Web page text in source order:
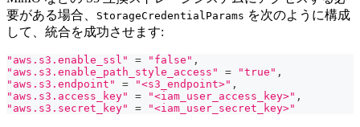
要がある場合、
StorageCredentialParams を次のように構成
して、統合を成功させます:
"aws.s3.enable_ssl" = "false" ,
"aws.s3.enable_path_style_access"
= "true" ,
"aws.s3.endpoint"
= "<s3_endpoint>" ,
"aws.s3.access_key"
= "<iam_user_access_key>" ,
"aws.s3.secret_key"
= "<iam_user_secret_key>"